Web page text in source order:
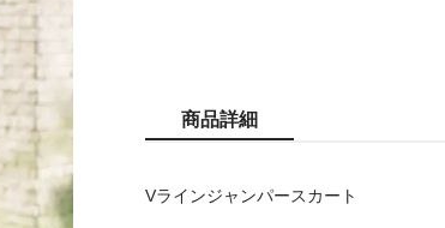
商品詳細
Vラインジャンパースカート